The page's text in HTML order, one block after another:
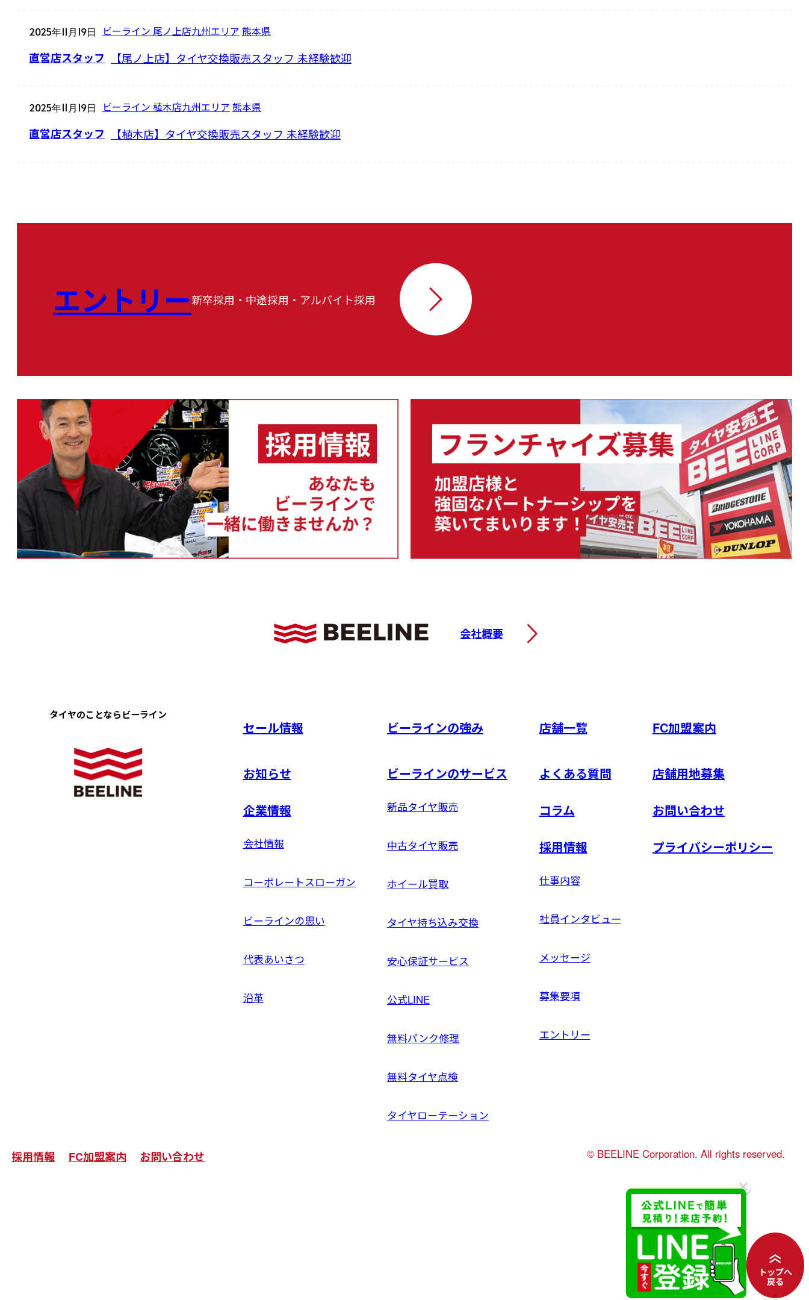
2025年11月19日 ビーライン 尾ノ上店九州エリア 熊本県
直営店スタッフ 【尾ノ上店】タイヤ交換販売スタッフ 未経験歓迎
2025年11月19日 ビーライン 植木店九州エリア 熊本県
直営店スタッフ 【植木店】タイヤ交換販売スタッフ 未経験歓迎
エントリー新卒採用・中途採用・アルバイト採用
会社概要
タイヤのことならビーライン
採用情報 FC加盟案内 お問い合わせ
セール情報
お知らせ
企業情報
会社情報
コーポレートスローガン
ビーラインの思い
代表あいさつ
沿革
ビーラインの強み
ビーラインのサービス
新品タイヤ販売
中古タイヤ販売
ホイール買取
タイヤ持ち込み交換
安心保証サービス
公式LINE
無料パンク修理
無料タイヤ点検
タイヤローテーション
店舗一覧
よくある質問
コラム
採用情報
仕事内容
社員インタビュー
メッセージ
募集要項
エントリー
FC加盟案内
店舗用地募集
お問い合わせ
プライバシーポリシー
©︎ BEELINE Corporation. All rights reserved.
トップへ
戻る